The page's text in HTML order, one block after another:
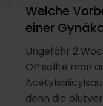
Welche
einer
Ungefähr 2
OP sollte man
denn die